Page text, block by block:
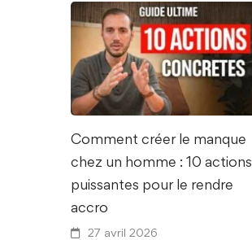
Comment créer le manque
chez un homme : 10 actions
puissantes pour le rendre
accro
27 avril 2026